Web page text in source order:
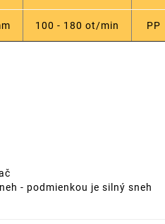
100 - 180 ot/min PP
- podmienkou je silný sneh